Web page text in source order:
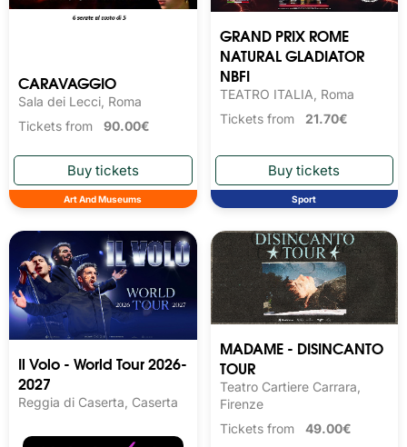
CARAVAGGIO
Sala dei Lecci, Roma
Tickets from 90.00€
Art And Museums
GRAND PRIX ROME
NATURAL GLADIATOR
NBFI
TEATRO ITALIA, Roma
Tickets from 21.70€
Sport
Il Volo - World Tour 2026-
2027
Reggia di Caserta, Caserta
MADAME - DISINCANTO
TOUR
Teatro Cartiere Carrara,
Firenze
Tickets from 49.00€